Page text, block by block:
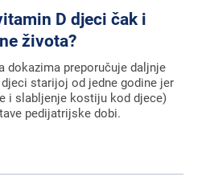
D djeci čak i
života?
dokazima preporučuje daljnje
starijoj od jedne godine jer
i slabljenje kostiju kod djece)
pedijatrijske dobi.